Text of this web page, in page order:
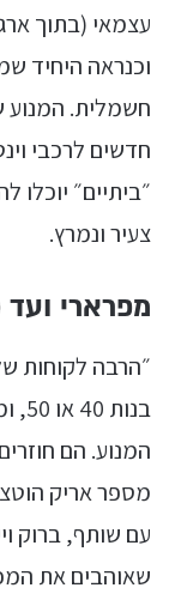
עצמאי (בתוך
וכנראה היחיד
חדשים לרכבי
״ביתיים״
צעיר ונמרץ.
מפרארי ועד
״הרבה לקוחות
עם שותף, ברוק
שאוהבים את